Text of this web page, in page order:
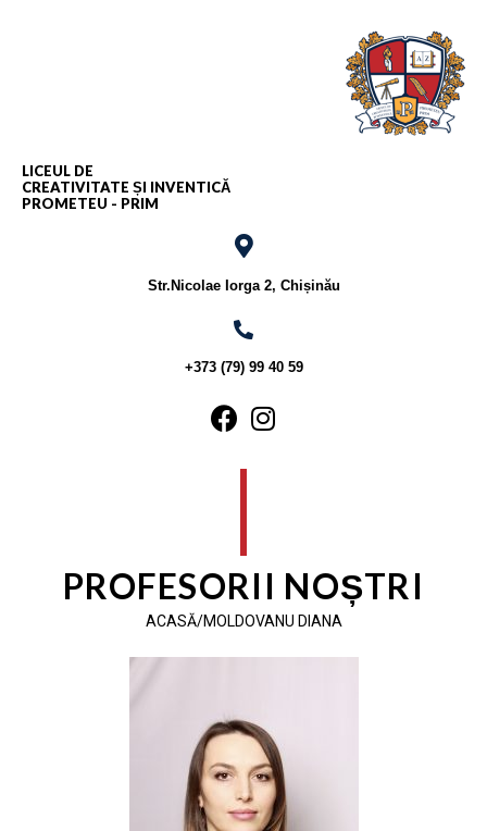
LICEUL DE
CREATIVITATE ȘI INVENTICĂ
PROMETEU - PRIM
Str.Nicolae Iorga 2, Chișinău
+373 (79) 99 40 59
PROFESORII NOȘTRI
ACASĂ/MOLDOVANU DIANA